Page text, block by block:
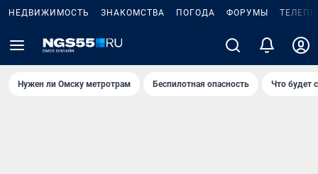
НЕДВИЖИМОСТЬ ЗНАКОМСТВА ПОГОДА ФОРУМЫ
Нужен ли Омску метротрам Беспилотная опасность Что будет